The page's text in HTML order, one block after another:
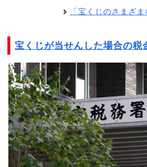
「宝くじのさまざ
宝くじが当せんした場合の税